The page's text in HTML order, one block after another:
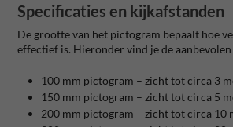
Specificaties en kijkafstanden
De grootte van het pictogram bepaalt hoe
effectief is. Hieronder vind je de
100 mm pictogram – zicht tot circa 3
150 mm pictogram – zicht tot circa 5
200 mm pictogram – zicht tot circa 10